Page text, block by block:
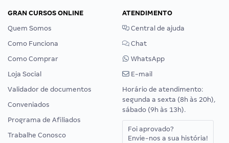
GRAN CURSOS ONLINE
Quem Somos
Como Funciona
Como Comprar
Loja Social
Validador de documentos
Conveniados
Programa de Afiliados
Trabalhe Conosco
ATENDIMENTO
Central de ajuda
Chat
WhatsApp
E-mail
Horário de atendimento:
segunda a sexta (8h às 20h),
sábado (9h às 13h).
Foi aprovado?
Envie-nos a sua história!